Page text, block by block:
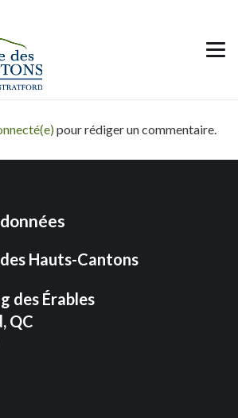
pour rédiger un commentaire.
Hauts-Cantons
des Érables
QC